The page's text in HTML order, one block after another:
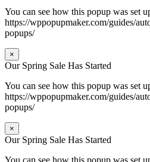
You can see how this popup was set
https://wppopupmaker.com/guides/
popups/
×
Our Spring Sale Has Started
You can see how this popup was set
https://wppopupmaker.com/guides/
popups/
×
Our Spring Sale Has Started